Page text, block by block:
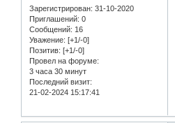
Зарегистрирован: 31-10-2020
Приглашений: 0
Сообщений: 16
Уважение: [+1/-0]
Позитив: [+1/-0]
Провел на форуме:
3 часа 30 минут
Последний визит:
21-02-2024 15:17:41